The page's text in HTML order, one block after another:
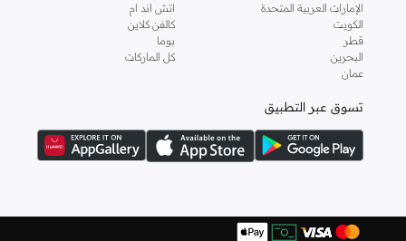
الإمارات العربية المتحدة
الكويت
قطر
البحرين
عمان
اتش اند ام
كالفن كلاين
بوما
كل الماركات
تسوق عبر التطبيق